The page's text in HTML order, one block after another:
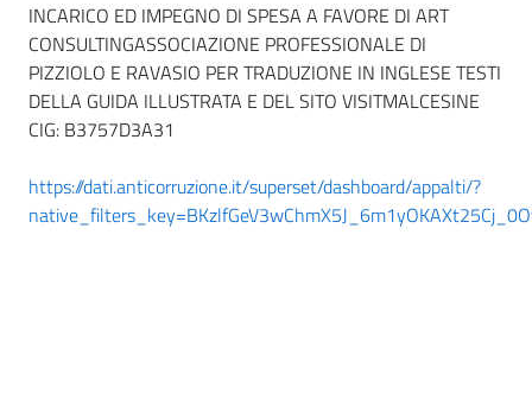
INCARICO ED IMPEGNO DI SPESA A FAVORE DI ART
CONSULTINGASSOCIAZIONE PROFESSIONALE DI
PIZZIOLO E RAVASIO PER TRADUZIONE IN INGLESE TESTI
DELLA GUIDA ILLUSTRATA E DEL SITO VISITMALCESINE
CIG: B3757D3A31
https://dati.anticorruzione.it/superset/dashboard/appalti/?